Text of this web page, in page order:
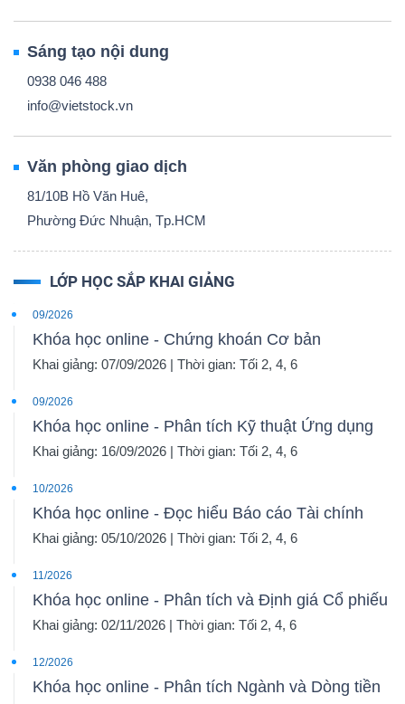
Sáng tạo nội dung
0938 046 488
info@vietstock.vn
Văn phòng giao dịch
81/10B Hồ Văn Huê,
Phường Đức Nhuận, Tp.HCM
LỚP HỌC SẮP KHAI GIẢNG
09/2026
Khóa học online - Chứng khoán Cơ bản
Khai giảng: 07/09/2026 | Thời gian: Tối 2, 4, 6
09/2026
Khóa học online - Phân tích Kỹ thuật Ứng dụng
Khai giảng: 16/09/2026 | Thời gian: Tối 2, 4, 6
10/2026
Khóa học online - Đọc hiểu Báo cáo Tài chính
Khai giảng: 05/10/2026 | Thời gian: Tối 2, 4, 6
11/2026
Khóa học online - Phân tích và Định giá Cổ phiếu
Khai giảng: 02/11/2026 | Thời gian: Tối 2, 4, 6
12/2026
Khóa học online - Phân tích Ngành và Dòng tiền